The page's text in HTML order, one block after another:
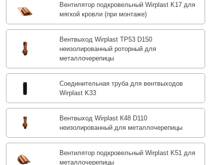
Вентилятор подкровельный Wirplast K17 для
мягкой кровли (при монтаже)
Вентвыход Wirplast TP53 D150
неизолированный роторный для
металлочерепицы
Соединительная труба для вентвыходов
Wirplast K33
Вентвыход Wirplast К48 D110
неизолированный для металлочерепицы
Вентилятор подкровельный Wirplast K51 для
металлочерепицы